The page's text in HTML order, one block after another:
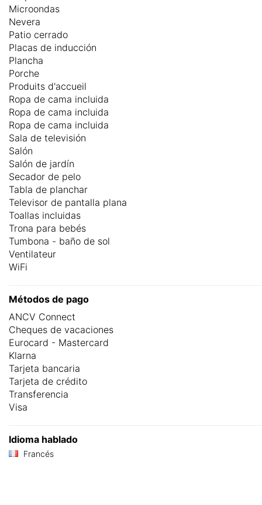
Microondas
Nevera
Patio cerrado
Placas de inducción
Plancha
Porche
Produits d'accueil
Ropa de cama incluida
Ropa de cama incluida
Ropa de cama incluida
Sala de televisión
Salón
Salón de jardín
Secador de pelo
Tabla de planchar
Televisor de pantalla plana
Toallas incluidas
Trona para bebés
Tumbona - baño de sol
Ventilateur
WiFi
Métodos de pago
ANCV Connect
Cheques de vacaciones
Eurocard - Mastercard
Klarna
Tarjeta bancaria
Tarjeta de crédito
Transferencia
Visa
Idioma hablado
Francés